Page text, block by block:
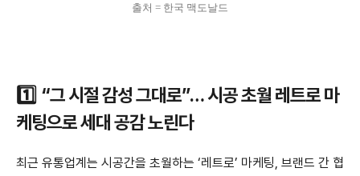
출처 = 한국 맥도날드
1️⃣ “그 시절 감성 그대로”… 시공 초월 레트로 마
케팅으로 세대 공감 노린다
최근 유통업계는 시공간을 초월하는 ‘레트로’ 마케팅, 브랜드 간 협